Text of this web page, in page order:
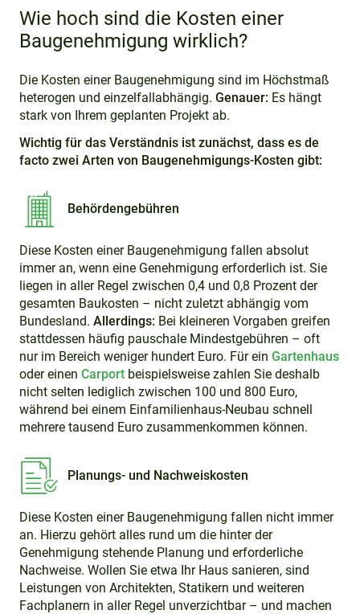
Wie hoch sind die Kosten einer
Baugenehmigung wirklich?
Die Kosten einer Baugenehmigung sind im Höchstmaß
heterogen und einzelfallabhängig. Genauer: Es hängt
stark von Ihrem geplanten Projekt ab.
Wichtig für das Verständnis ist zunächst, dass es de
facto zwei Arten von Baugenehmigungs-Kosten gibt:
Behördengebühren
Diese Kosten einer Baugenehmigung fallen absolut
immer an, wenn eine Genehmigung erforderlich ist. Sie
liegen in aller Regel zwischen 0,4 und 0,8 Prozent der
gesamten Baukosten – nicht zuletzt abhängig vom
Bundesland. Allerdings: Bei kleineren Vorgaben greifen
stattdessen häufig pauschale Mindestgebühren – oft
nur im Bereich weniger hundert Euro. Für ein Gartenhaus
oder einen Carport beispielsweise zahlen Sie deshalb
nicht selten lediglich zwischen 100 und 800 Euro,
während bei einem Einfamilienhaus-Neubau schnell
mehrere tausend Euro zusammenkommen können.
Planungs- und Nachweiskosten
Diese Kosten einer Baugenehmigung fallen nicht immer
an. Hierzu gehört alles rund um die hinter der
Genehmigung stehende Planung und erforderliche
Nachweise. Wollen Sie etwa Ihr Haus sanieren, sind
Leistungen von Architekten, Statikern und weiteren
Fachplanern in aller Regel unverzichtbar – und machen